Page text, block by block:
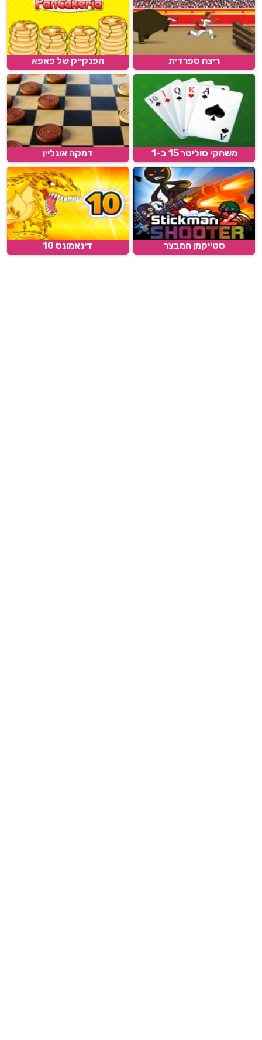
ריצה ספרדית הפנקייק של פאפא
משחקי סוליטר 15 ב-1 דמקה אונליין
סטייקמן המבצר דינאמונס 10